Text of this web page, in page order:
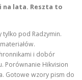
i na lata. Reszta to
tylko pod Radzymin.
i dobór
Porównanie Hikvision
Gotowe wzory pism do